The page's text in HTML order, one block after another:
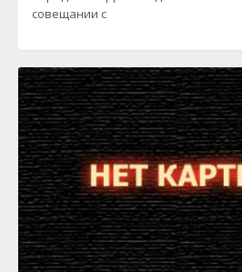
совещании с